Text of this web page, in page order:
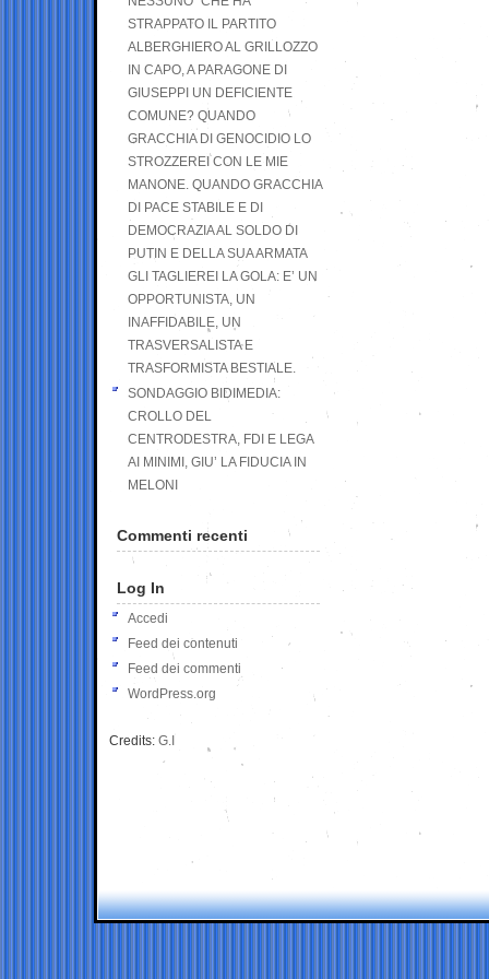
STRAPPATO IL PARTITO
ALBERGHIERO AL GRILLOZZO
IN CAPO, A PARAGONE DI
GIUSEPPI UN DEFICIENTE
COMUNE? QUANDO
GRACCHIA DI GENOCIDIO LO
STROZZEREI CON LE MIE
MANONE. QUANDO GRACCHIA
DI PACE STABILE E DI
DEMOCRAZIA AL SOLDO DI
PUTIN E DELLA SUA ARMATA
GLI TAGLIEREI LA GOLA: E’ UN
OPPORTUNISTA, UN
INAFFIDABILE, UN
TRASVERSALISTA E
TRASFORMISTA BESTIALE.
SONDAGGIO BIDIMEDIA:
CROLLO DEL
CENTRODESTRA, FDI E LEGA
AI MINIMI, GIU’ LA FIDUCIA IN
MELONI
Commenti recenti
Log In
Accedi
Feed dei contenuti
Feed dei commenti
WordPress.org
Credits: G.I